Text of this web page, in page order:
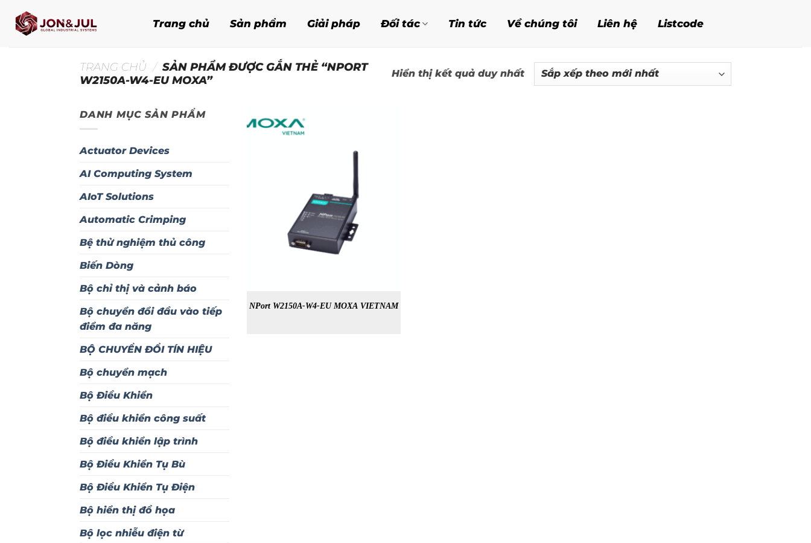
qua
Trang chủ Sản phẩm Giải pháp Đối tác Tin tức Về chúng tôi Liên hệ Listcode
TRANG CHỦ / SẢN PHẨM ĐƯỢC GẮN THẺ “NPORT
W2150A-W4-EU MOXA”
Hiển thị kết quả duy nhất
DANH MỤC SẢN PHẨM
Actuator Devices
AI Computing System
AIoT Solutions
Automatic Crimping
Bệ thử nghiệm thủ công
Biến Dòng
Bộ chỉ thị và cảnh báo
Bộ chuyển đổi đầu vào tiếp
điểm đa năng
BỘ CHUYỂN ĐỔI TÍN HIỆU
Bộ chuyển mạch
Bộ Điều Khiển
Bộ điều khiển công suất
Bộ điều khiển lập trình
Bộ Điều Khiển Tụ Bù
Bộ Điều Khiển Tụ Điện
Bộ hiển thị đồ họa
Bộ lọc nhiễu điện từ
NPort W2150A-W4-EU MOXA VIETNAM